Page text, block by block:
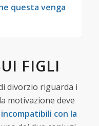
questa venga
FIGLI
divorzio riguarda i
motivazione deve
con la